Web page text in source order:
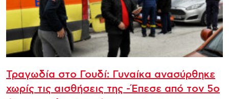
Τραγωδία στο Γουδί: Γυναίκα ανασύρθηκε
χωρίς τις αισθήσεις της -Έπεσε από τον 5ο